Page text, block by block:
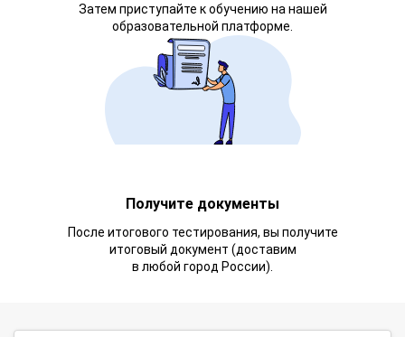
Затем приступайте к обучению на нашей
образовательной платформе.
Получите документы
После итогового тестирования, вы получите
итоговый документ (доставим
в любой город России).